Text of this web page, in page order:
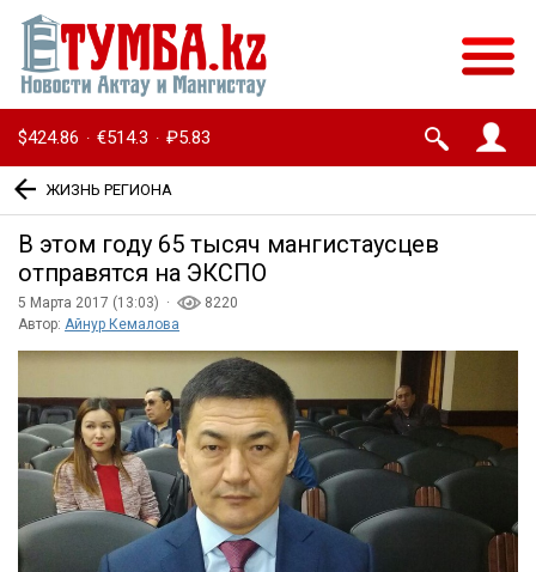
$424.86 · €514.3 · ₽5.83
ЖИЗНЬ РЕГИОНА
В этом году 65 тысяч мангистаусцев
отправятся на ЭКСПО
5 Марта 2017 (13:03) ·
8220
Автор: Айнур Кемалова